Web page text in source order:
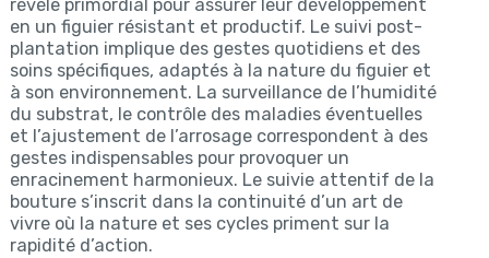
révèle primordial pour assurer leur développement
en un figuier résistant et productif. Le suivi post-
plantation implique des gestes quotidiens et des
soins spécifiques, adaptés à la nature du figuier et
à son environnement. La surveillance de l’humidité
du substrat, le contrôle des maladies éventuelles
et l’ajustement de l’arrosage correspondent à des
gestes indispensables pour provoquer un
enracinement harmonieux. Le suivie attentif de la
bouture s’inscrit dans la continuité d’un art de
vivre où la nature et ses cycles priment sur la
rapidité d’action.